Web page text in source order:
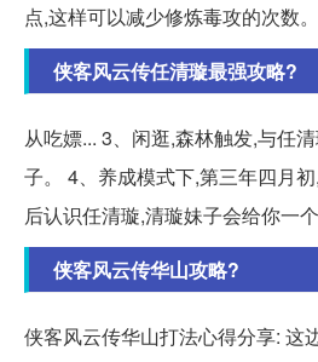
点,这样可以减少修炼毒攻的次数。
侠客风云传任清璇最强攻略?
从吃嫖... 3、闲逛,森林触发,与任
子。 4、养成模式下,第三年四月
后认识任清璇,清璇妹子会给你一
侠客风云传华山攻略?
侠客风云传华山打法心得分享: 这